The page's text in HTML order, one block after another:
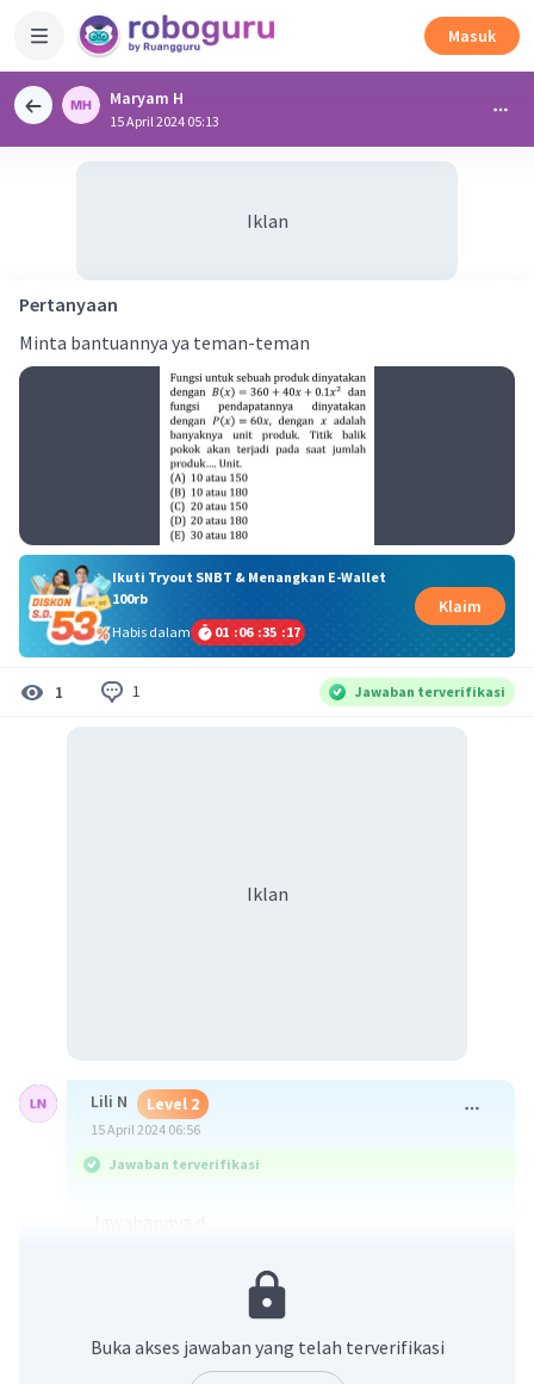
Masuk
Maryam H
15 April 2024 05:13
Iklan
Pertanyaan
Minta bantuannya ya teman-teman
Ikuti Tryout SNBT & Menangkan E-Wallet
100rb
Habis dalam
01 :06 :35 :17
Klaim
1 1 Jawaban terverifikasi
Iklan
Lili N Level 2
15 April 2024 06:56
Jawaban terverifikasi
Buka akses jawaban yang telah terverifikasi